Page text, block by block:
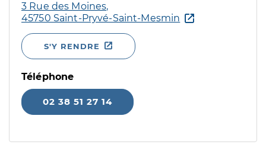
3 Rue des Moines,
45750 Saint-Pryvé-Saint-Mesmin
S'Y RENDRE
Téléphone
02 38 51 27 14